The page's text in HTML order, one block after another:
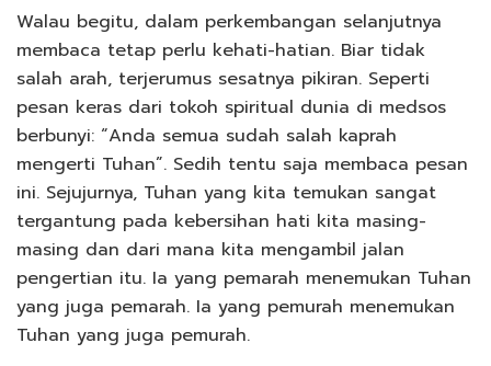
Walau begitu, dalam perkembangan selanjutnya
membaca tetap perlu kehati-hatian. Biar tidak
salah arah, terjerumus sesatnya pikiran. Seperti
pesan keras dari tokoh spiritual dunia di medsos
berbunyi: “Anda semua sudah salah kaprah
mengerti Tuhan”. Sedih tentu saja membaca pesan
ini. Sejujurnya, Tuhan yang kita temukan sangat
tergantung pada kebersihan hati kita masing-
masing dan dari mana kita mengambil jalan
pengertian itu. Ia yang pemarah menemukan Tuhan
yang juga pemarah. Ia yang pemurah menemukan
Tuhan yang juga pemurah.